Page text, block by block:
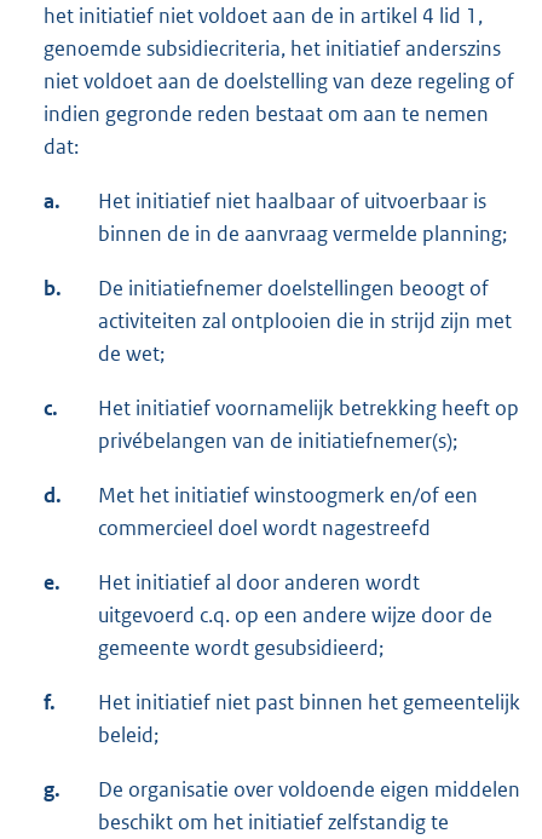
het initiatief niet voldoet aan de in artikel 4 lid 1,
genoemde subsidiecriteria, het initiatief anderszins
niet voldoet aan de doelstelling van deze regeling of
indien gegronde reden bestaat om aan te nemen
dat:
a.
Het initiatief niet haalbaar of uitvoerbaar is
binnen de in de aanvraag vermelde planning;
b.
De initiatiefnemer doelstellingen beoogt of
activiteiten zal ontplooien die in strijd zijn met
de wet;
c.
Het initiatief voornamelijk betrekking heeft op
privébelangen van de initiatiefnemer(s);
d.
Met het initiatief winstoogmerk en/of een
commercieel doel wordt nagestreefd
e.
Het initiatief al door anderen wordt
uitgevoerd c.q. op een andere wijze door de
gemeente wordt gesubsidieerd;
f.
Het initiatief niet past binnen het gemeentelijk
beleid;
g.
De organisatie over voldoende eigen middelen
beschikt om het initiatief zelfstandig te